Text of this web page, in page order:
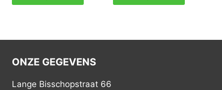
ONZE GEGEVENS
Lange Bisschopstraat 66